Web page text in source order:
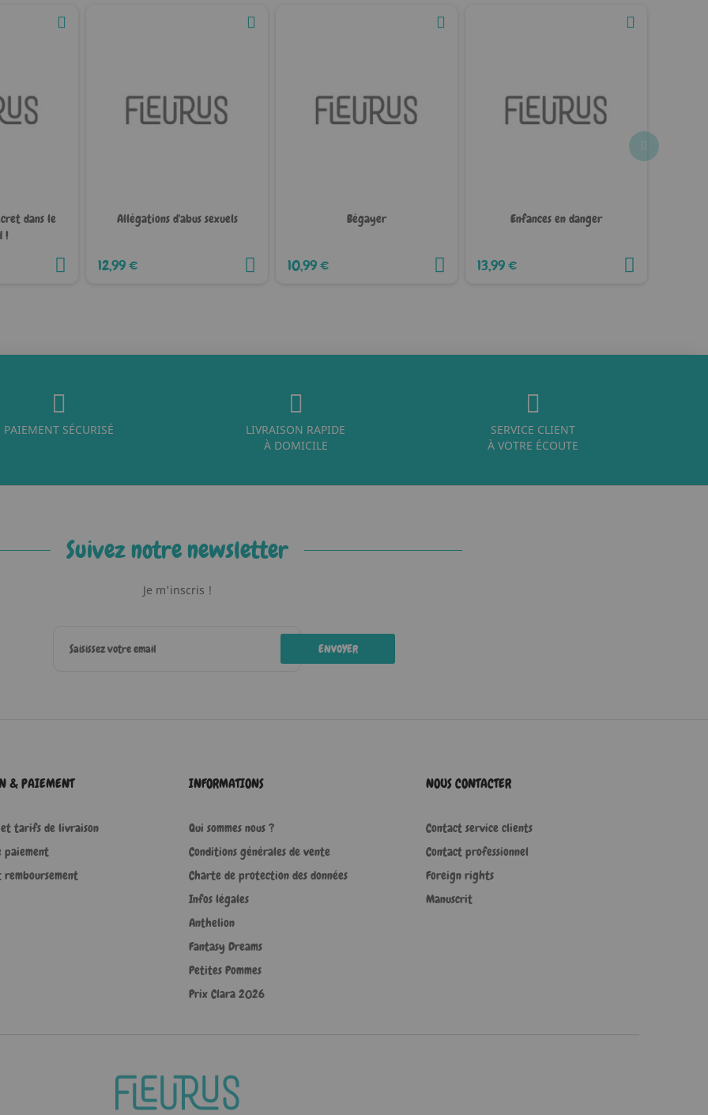
dans le
!
Allégations d'abus sexuels
12,99 €
Bégayer
10,99 €
Enfances en danger
13,99 €
PAIEMENT SÉCURISÉ
LIVRAISON RAPIDE
À DOMICILE
SERVICE CLIENT
À VOTRE ÉCOUTE
Suivez notre newsletter
Je m'inscris !
ENVOYER
& PAIEMENT
et tarifs de livraison
paiement
remboursement
INFORMATIONS
Qui sommes nous ?
Conditions générales de vente
Charte de protection des données
Infos légales
Anthelion
Fantasy Dreams
Petites Pommes
Prix Clara 2026
NOUS CONTACTER
Contact service clients
Contact professionnel
Foreign rights
Manuscrit